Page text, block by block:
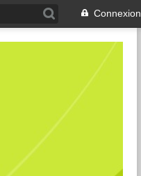
Connexion